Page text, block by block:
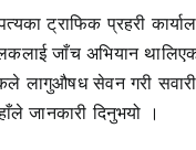
ट्राफिक प्रहरी
जाँच अभियान
लागुऔषध सेवन गरी
जानकारी दिनुभयो ।